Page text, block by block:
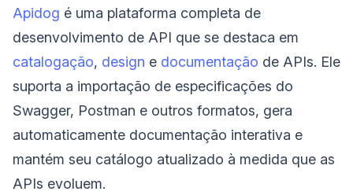
Apidog é uma plataforma completa de
desenvolvimento de API que se destaca em
catalogação, design e documentação de APIs. Ele
suporta a importação de especificações do
Swagger, Postman e outros formatos, gera
automaticamente documentação interativa e
mantém seu catálogo atualizado à medida que as
APIs evoluem.